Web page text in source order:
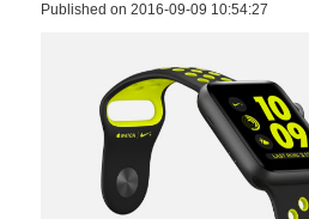
Published on 2016-09-09 10:54:27